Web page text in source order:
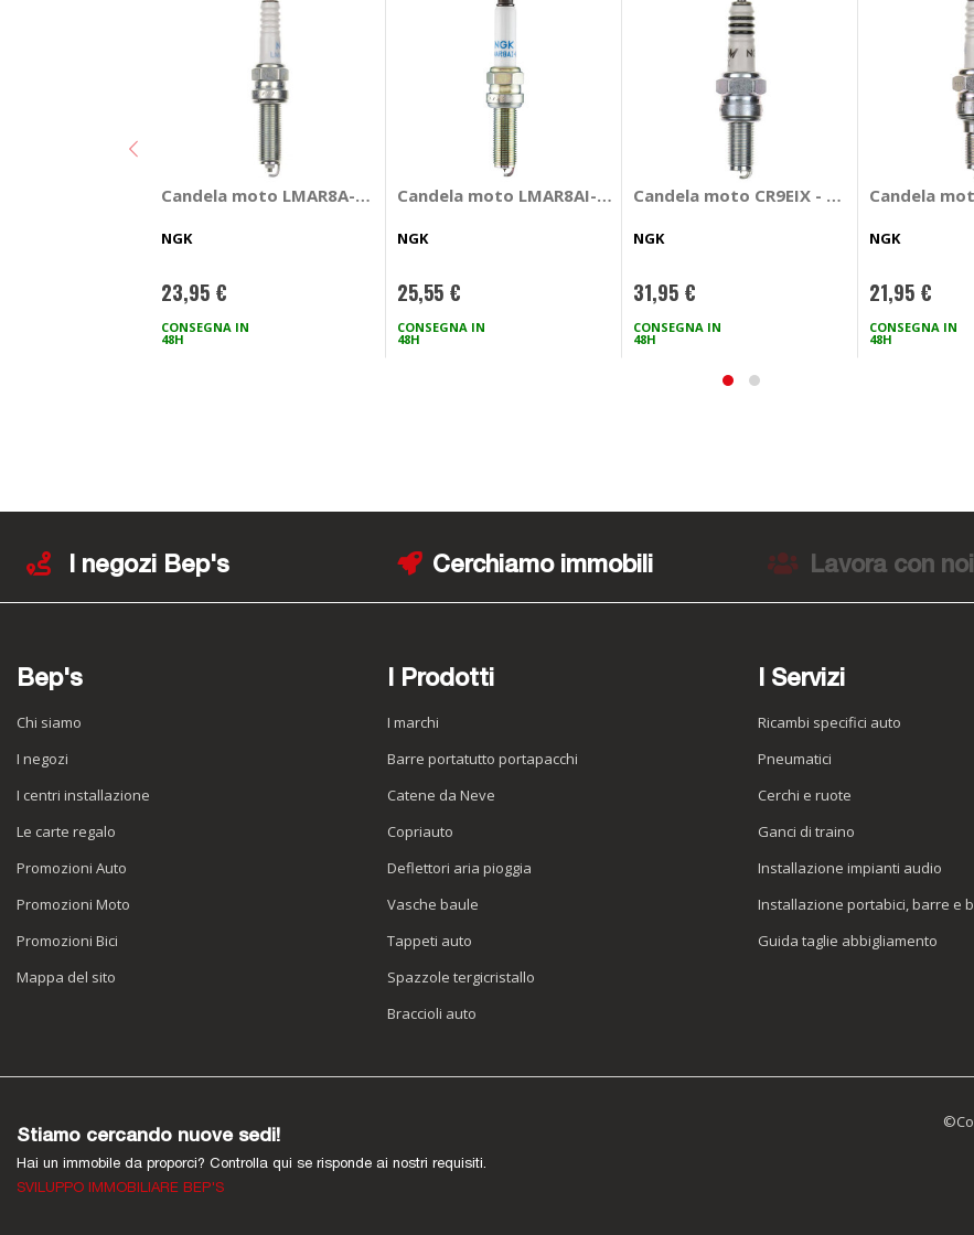
Candela moto LMAR8A-9 - NGK
NGK
23,95 €
CONSEGNA IN
48H
Candela moto LMAR8AI-8 - NGK
NGK
25,55 €
CONSEGNA IN
48H
Candela moto CR9EIX - NGK
NGK
31,95 €
CONSEGNA IN
48H
Candela
NGK
21,95 €
CONSEGNA IN
48H
I negozi Bep's Cerchiamo immobili Lavora con noi
Bep's
Chi siamo
I negozi
I centri installazione
Le carte regalo
Promozioni Auto
Promozioni Moto
Promozioni Bici
Mappa del sito
I Prodotti
I marchi
Barre portatutto portapacchi
Catene da Neve
Copriauto
Deflettori aria pioggia
Vasche baule
Tappeti auto
Spazzole tergicristallo
Braccioli auto
I Servizi
Ricambi specifici auto
Pneumatici
Cerchi e ruote
Ganci di traino
Installazione impianti audio
Installazione portabici, barre e
Guida taglie abbigliamento
Stiamo cercando nuove sedi!
Hai un immobile da proporci? Controlla qui se risponde ai nostri requisiti.
SVILUPPO IMMOBILIARE BEP'S